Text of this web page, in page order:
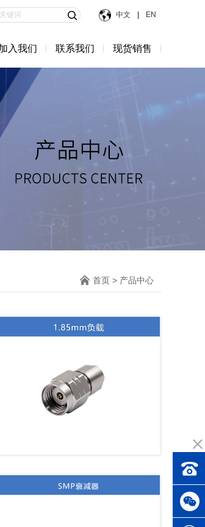
中文 EN
入我们 联系我们 现货销售
首页 > 产品中心